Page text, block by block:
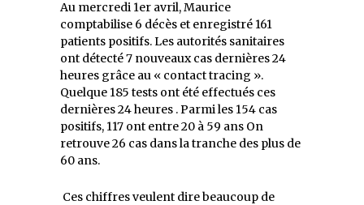
Au mercredi 1er avril, Maurice
comptabilise 6 décès et enregistré 161
patients positifs. Les autorités sanitaires
ont détecté 7 nouveaux cas dernières 24
heures grâce au « contact tracing ».
Quelque 185 tests ont été effectués ces
dernières 24 heures . Parmi les 154 cas
positifs, 117 ont entre 20 à 59 ans On
retrouve 26 cas dans la tranche des plus de
60 ans.
Ces chiffres veulent dire beaucoup de